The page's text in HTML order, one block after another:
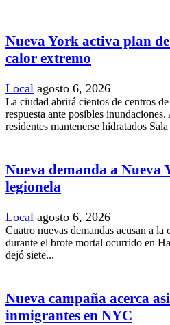
Nueva York activa plan
calor extremo
Local agosto 6, 2026
La ciudad abrirá cientos de centros
respuesta ante posibles
residentes mantenerse hidratados
Nueva demanda a Nueva
legionela
Local agosto 6, 2026
Cuatro nuevas demandas acusan a la
durante el brote mortal ocurrido en
dejó siete...
Nueva campaña acerca
inmigrantes en NYC